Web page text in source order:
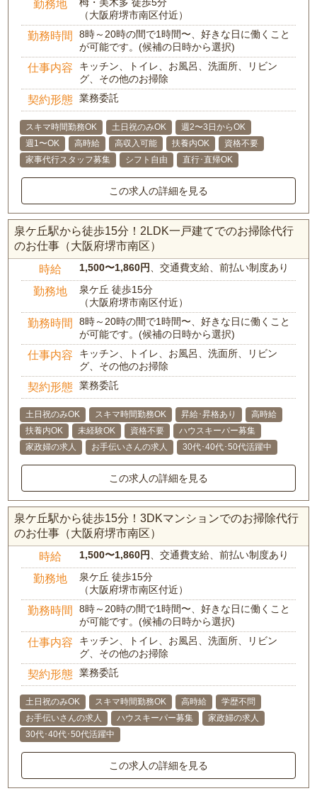
勤務地
（大阪府堺市南区付近）
勤務時間
8時～20時の間で1時間〜、好きな日に働くこと
が可能です。(候補の日時から選択)
仕事内容
キッチン、トイレ、お風呂、洗面所、リビン
グ、その他のお掃除
契約形態 業務委託
スキマ時間勤務OK 土日祝のみOK
週2〜3日からOK
週1〜OK
高時給 高収入可能 扶養内OK
資格不要
家事代行スタッフ募集
シフト自由 直行･直帰OK
この求人の詳細を見る
泉ケ丘駅から徒歩15分！2LDK一戸建てでのお掃除代行
のお仕事（大阪府堺市南区）
時給 1,500〜1,860円 、交通費支給、前払い制度あり
勤務地
泉ケ丘 徒歩15分
（大阪府堺市南区付近）
勤務時間
8時～20時の間で1時間〜、好きな日に働くこと
が可能です。(候補の日時から選択)
仕事内容
キッチン、トイレ、お風呂、洗面所、リビン
グ、その他のお掃除
契約形態 業務委託
土日祝のみOK スキマ時間勤務OK 昇給･昇格あり
高時給
扶養内OK
未経験OK 資格不要
ハウスキーパー募集
家政婦の求人
お手伝いさんの求人 30代･40代･50代活躍中
この求人の詳細を見る
泉ケ丘駅から徒歩15分！3DKマンションでのお掃除代行
のお仕事（大阪府堺市南区）
時給 1,500〜1,860円 、交通費支給、前払い制度あり
勤務地
泉ケ丘 徒歩15分
（大阪府堺市南区付近）
勤務時間
8時～20時の間で1時間〜、好きな日に働くこと
が可能です。(候補の日時から選択)
仕事内容
キッチン、トイレ、お風呂、洗面所、リビン
グ、その他のお掃除
契約形態 業務委託
土日祝のみOK スキマ時間勤務OK 高時給
学歴不問
お手伝いさんの求人
ハウスキーパー募集
家政婦の求人
30代･40代･50代活躍中
この求人の詳細を見る